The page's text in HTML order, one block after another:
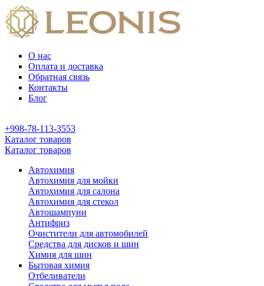
О нас
Оплата и доставка
Обратная связь
Контакты
Блог
+998-78-113-3553
Каталог товаров
Каталог товаров
Автохимия
Автохимия для мойки
Автохимия для салона
Автохимия для стекол
Автошампуни
Антифриз
Очистители для автомобилей
Средства для дисков и шин
Химия для шин
Бытовая химия
Отбеливатели